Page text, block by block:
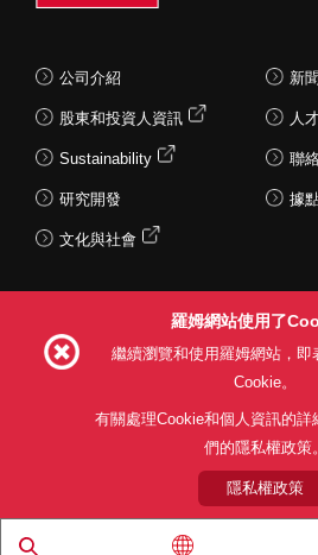
公司介紹
股東和投資人資訊
Sustainability
研究開發
文化與社會
新聞
人
聯
據
利用目的 隱私
關於本公司產品銷售之標準
© 1997 - 2026 ROHM CO., LTD. ALL
羅姆網站使用了
繼續瀏覽和使用羅姆網站，即
Cookie。
有關處理Cookie和個人資訊的詳
們的隱私權政策。
隱私權政策